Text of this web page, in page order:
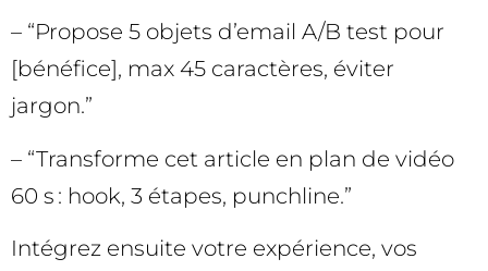
– “Propose 5 objets d’email A/B test pour
[bénéfice], max 45 caractères, éviter
jargon.”
– “Transforme cet article en plan de vidéo
60 s : hook, 3 étapes, punchline.”
Intégrez ensuite votre expérience, vos